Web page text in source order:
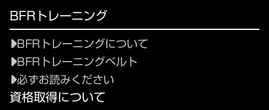
BFRトレーニング
BFRトレーニングについて
BFRトレーニングベルト
必ずお読みください
資格取得について